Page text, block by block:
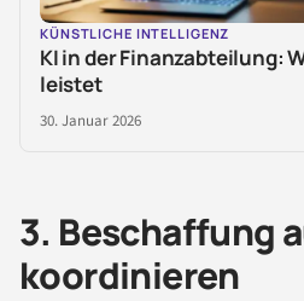
KÜNSTLICHE INTELLIGENZ
KI in der Finanzabteilung:
leistet
30. Januar 2026
3. Beschaffung
koordinieren